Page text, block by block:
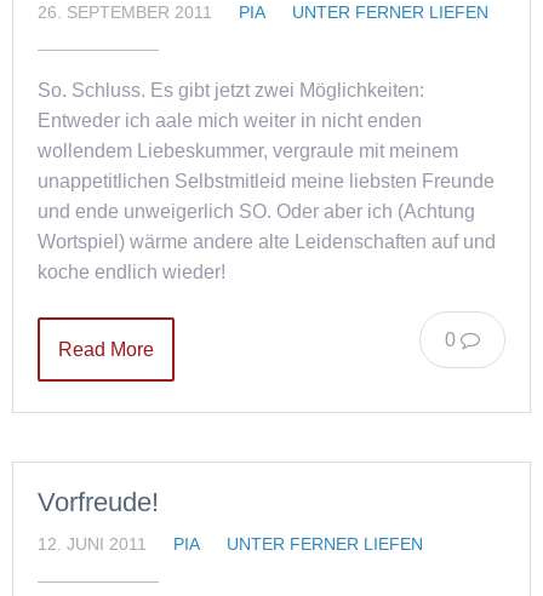
26. SEPTEMBER 2011 PIA UNTER FERNER LIEFEN
So. Schluss. Es gibt jetzt zwei Möglichkeiten:
Entweder ich aale mich weiter in nicht enden
wollendem Liebeskummer, vergraule mit meinem
unappetitlichen Selbstmitleid meine liebsten Freunde
und ende unweigerlich SO. Oder aber ich (Achtung
Wortspiel) wärme andere alte Leidenschaften auf und
koche endlich wieder!
0
Read More
Vorfreude!
12. JUNI 2011 PIA UNTER FERNER LIEFEN